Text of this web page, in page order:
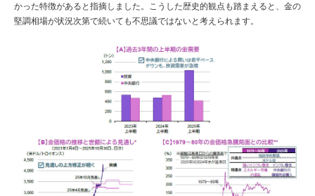
かった特徴があると指摘しました。こうした歴史的観点も踏まえると、金の
堅調相場が状況次第で続いても不思議ではないと考えられます。